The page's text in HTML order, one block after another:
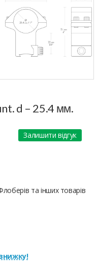
d – 25.4 мм.
Залишити відгук
та інших товарів